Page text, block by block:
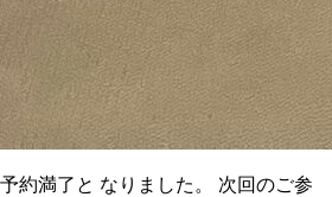
約満了と なりました。 次回のご参